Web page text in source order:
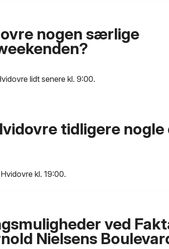
nogen særlige
lidt senere kl. 9:00.
tidligere nogle
kl. 19:00.
ved
Nielsens